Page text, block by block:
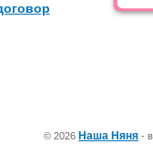
© 2026 Наша Няня -